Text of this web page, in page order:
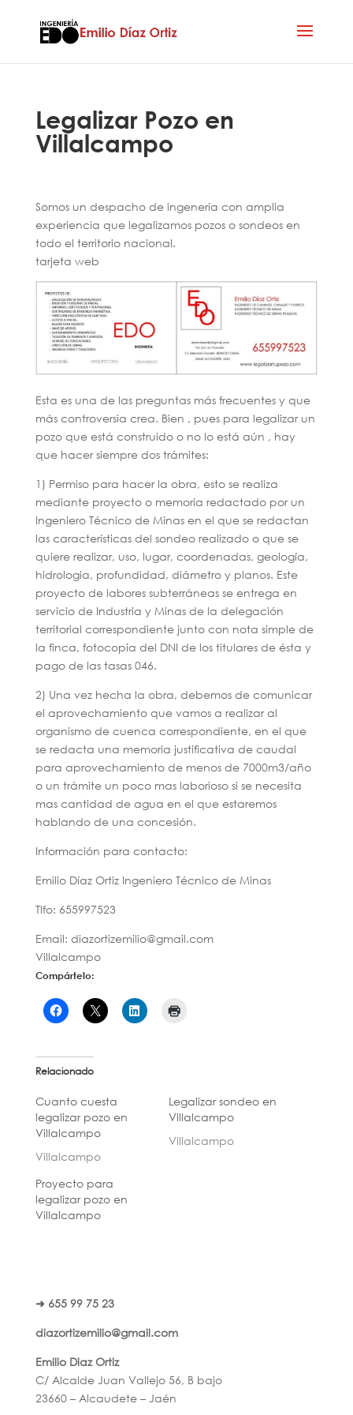
Legalizar Pozo en
Villalcampo
Somos un despacho de ingenería con amplia
experiencia que legalizamos pozos o sondeos en
todo el territorio nacional.
tarjeta web
Esta es una de las preguntas más frecuentes y que
más controversia crea. Bien , pues para legalizar un
pozo que está construido o no lo está aún , hay
que hacer siempre dos trámites:
1) Permiso para hacer la obra, esto se realiza
mediante proyecto o memoria redactado por un
Ingeniero Técnico de Minas en el que se redactan
las características del sondeo realizado o que se
quiere realizar, uso, lugar, coordenadas, geología,
hidrologia, profundidad, diámetro y planos. Este
proyecto de labores subterráneas se entrega en
servicio de Industria y Minas de la delegación
territorial correspondiente junto con nota simple de
la finca, fotocopia del DNI de los titulares de ésta y
pago de las tasas 046.
2) Una vez hecha la obra, debemos de comunicar
el aprovechamiento que vamos a realizar al
organismo de cuenca correspondiente, en el que
se redacta una memoria justificativa de caudal
para aprovechamiento de menos de 7000m3/año
o un trámite un poco mas laborioso si se necesita
mas cantidad de agua en el que estaremos
hablando de una concesión.
Información para contacto:
Emilio Díaz Ortiz Ingeniero Técnico de Minas
Tlfo: 655997523
Email: diazortizemilio@gmail.com
Villalcampo
Compártelo:
Relacionado
Cuanto cuesta
legalizar pozo en
Villalcampo
Villalcampo
Legalizar sondeo en
Villalcampo
Villalcampo
Proyecto para
legalizar pozo en
Villalcampo
➜ 655 99 75 23
diazortizemilio@gmail.com
Emilio Diaz Ortiz
C/ Alcalde Juan Vallejo 56, B bajo
23660 – Alcaudete – Jaén